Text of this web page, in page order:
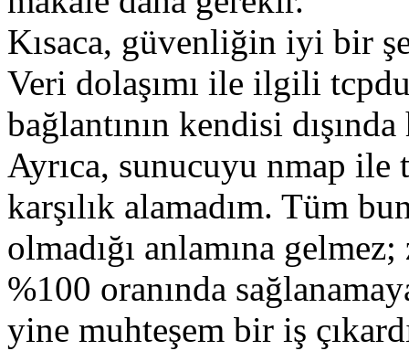
Kısaca, güvenliğin iyi bir
Veri dolaşımı ile ilgili
bağlantının kendisi
Ayrıca, sunucuyu nmap ile
karşılık alamadım. Tüm
olmadığı anlamına
%100 oranında
yine muhteşem bir iş